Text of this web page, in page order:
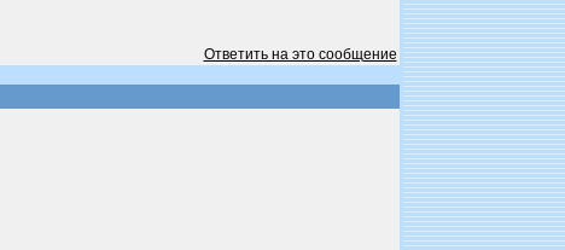
Ответить на это сообщение